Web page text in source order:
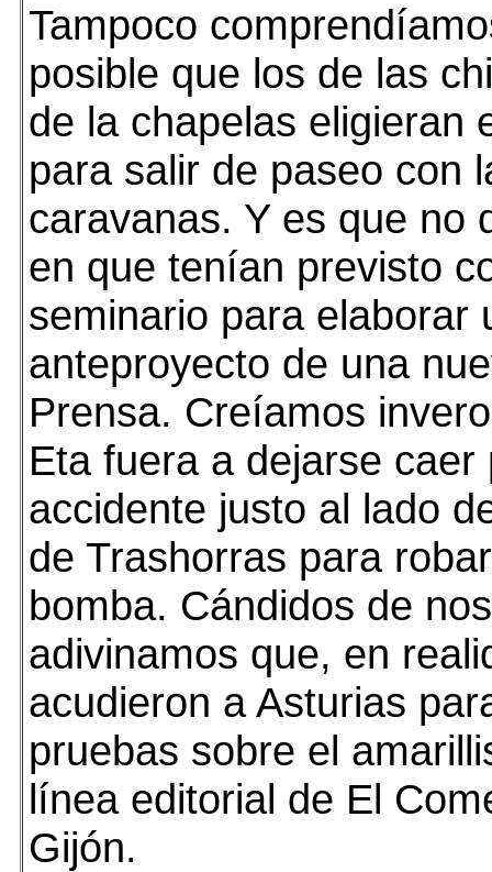
Tampoco
posible que los de las
de la chapelas eligieran
para salir de paseo con
caravanas. Y es que no
en que tenían previsto
seminario para elaborar
anteproyecto de una
Prensa. Creíamos
Eta fuera a dejarse caer
accidente justo al lado
de Trashorras para
bomba. Cándidos de
adivinamos que, en
acudieron a Asturias
pruebas sobre el
línea editorial de El
Gijón.